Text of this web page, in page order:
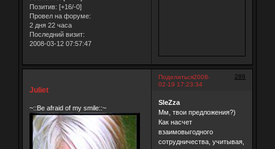
Позитив: [+16/-0]
Провел на форуме:
2 дня 22 часа
Последний визит:
2008-03-12 07:57:47
Поделиться 286
2008-
02-19 17:23:34
Juliet
~::Be afraid of my smile::~
SleZza
Мм, твои предложения?)
Как насчет
взаимовыгодного
сотрудничества, учитывая,